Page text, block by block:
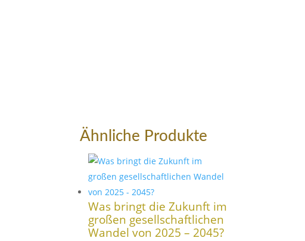
Ähnliche Produkte
Was bringt die Zukunft im
großen gesellschaftlichen
Wandel von 2025 – 2045?